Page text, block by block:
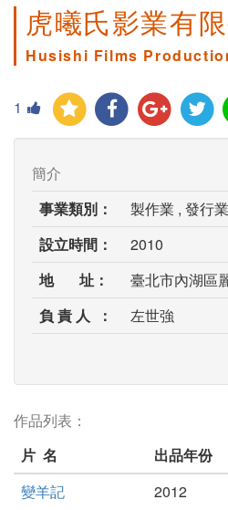
虎曦氏影業有
Husishi Films
1
簡介
事業類別：
製作業 , 發行業
設立時間：
2010
地 址：
臺北市內湖區
負 責 人 ：
左世強
作品列表：
片 名
出品年份
變羊記
2012